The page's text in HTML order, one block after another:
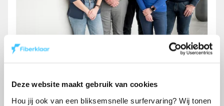
Deze website maakt gebruik van cookies
Hou jij ook van een bliksemsnelle surfervaring? Wij tonen
Fiberklaar verjaart. Exact twee jaar geleden
begon Fiberklaar aan zijn ambitieus